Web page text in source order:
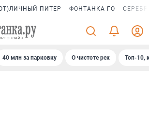
ПИТЕР ФОНТАНКА ГО
40 млн за парковку О чистоте рек Топ-10,